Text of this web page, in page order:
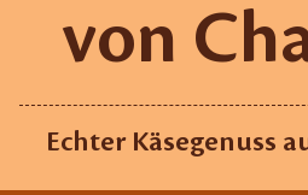
von
Echter Käsegenuss